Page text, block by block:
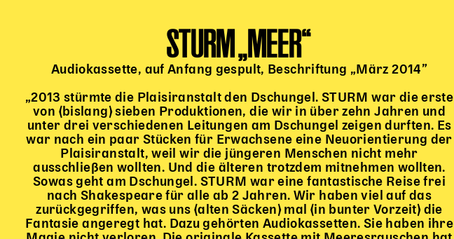
STURM „MEER“
Audiokassette, auf Anfang gespult, Beschriftung „März 2014”
„2013 stürmte die Plaisiranstalt den Dschungel. STURM war die erste
von (bislang) sieben Produktionen, die wir in über zehn Jahren und
unter drei verschiedenen Leitungen am Dschungel zeigen durften. Es
war nach ein paar Stücken für Erwachsene eine Neuorientierung der
Plaisiranstalt, weil wir die jüngeren Menschen nicht mehr
ausschließen wollten. Und die älteren trotzdem mitnehmen wollten.
Sowas geht am Dschungel. STURM war eine fantastische Reise frei
nach Shakespeare für alle ab 2 Jahren. Wir haben viel auf das
zurückgegriffen, was uns (alten Säcken) mal (in bunter Vorzeit) die
Fantasie angeregt hat. Dazu gehörten Audiokassetten. Sie haben ihre